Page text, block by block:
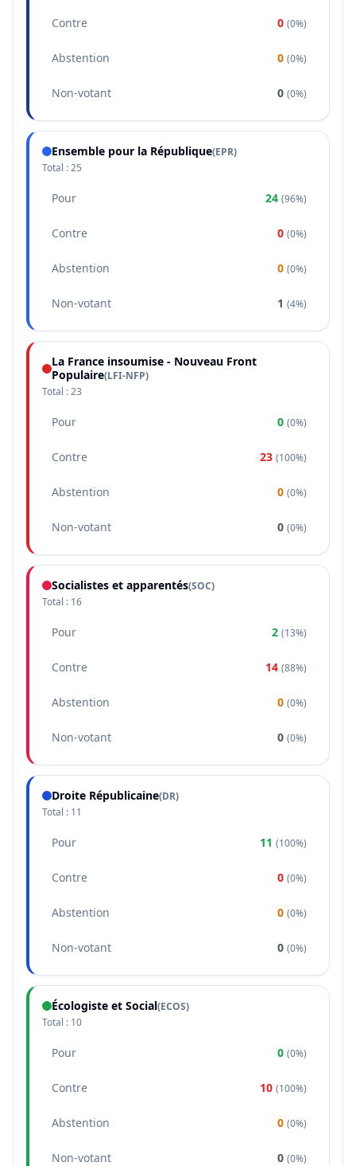
Contre 0 (0%)
Abstention 0 (0%)
Non-votant 0 (0%)
Ensemble pour la République(EPR)
Total :25
Pour 24 (96%)
Contre 0 (0%)
Abstention 0 (0%)
Non-votant 1 (4%)
La France insoumise - Nouveau Front
Populaire(LFI-NFP)
Total :23
Pour 0 (0%)
Contre 23 (100%)
Abstention 0 (0%)
Non-votant 0 (0%)
Socialistes et apparentés(SOC)
Total : 16
Pour 2 (13%)
Contre 14 (88%)
Abstention 0 (0%)
Non-votant 0 (0%)
Droite Républicaine(DR)
Total : 11
Pour 11 (100%)
Contre 0 (0%)
Abstention 0 (0%)
Non-votant 0 (0%)
Écologiste et Social(ECOS)
Total : 10
Pour 0 (0%)
Contre 10 (100%)
Abstention 0 (0%)
Non-votant 0 (0%)